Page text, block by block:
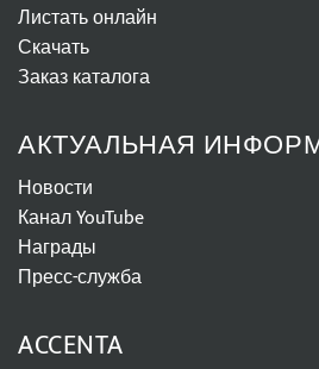
Листать онлайн
Скачать
Заказ каталога
АКТУАЛЬНАЯ
Новости
Канал YouTube
Награды
Пресс-служба
ACCENTA